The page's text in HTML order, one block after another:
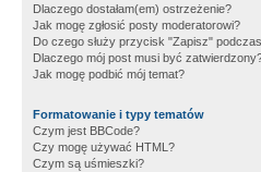
Dlaczego dostałam(em) ostrzeżenie?
Jak mogę zgłosić posty moderatorowi?
Do czego służy przycisk "Zapisz"
Dlaczego mój post musi być
Jak mogę podbić mój temat?
Formatowanie i typy tematów
Czym jest BBCode?
Czy mogę używać HTML?
Czym są uśmieszki?